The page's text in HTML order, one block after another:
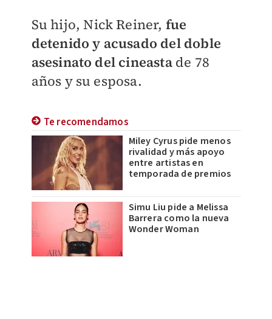
Su hijo, Nick Reiner, fue
detenido y acusado del doble
asesinato del cineastade 78
años y su esposa.
Te recomendamos
Miley Cyrus pide menos
rivalidad y más apoyo
entre artistas en
temporada de premios
Simu Liu pide a Melissa
Barrera como la nueva
Wonder Woman